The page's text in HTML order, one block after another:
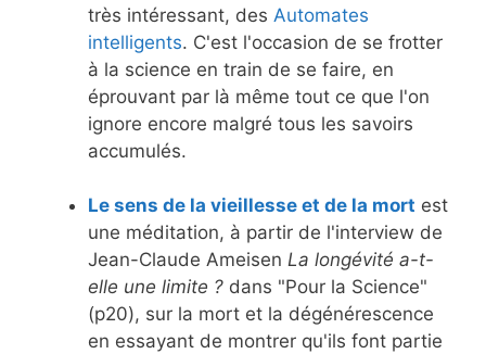
très intéressant, des Automates
intelligents. C'est l'occasion de se frotter
à la science en train de se faire, en
éprouvant par là même tout ce que l'on
ignore encore malgré tous les savoirs
accumulés.
Le sens de la vieillesse et de la mort est
une méditation, à partir de l'interview de
Jean-Claude Ameisen La longévité a-t-
elle une limite ? dans "Pour la Science"
(p20), sur la mort et la dégénérescence
en essayant de montrer qu'ils font partie